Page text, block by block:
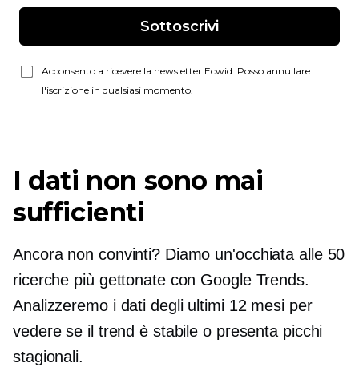
Sottoscrivi
Acconsento a ricevere la newsletter Ecwid. Posso annullare
l'iscrizione in qualsiasi momento.
I dati non sono mai
sufficienti
Ancora non convinti? Diamo un'occhiata alle 50
ricerche più gettonate con Google Trends.
Analizzeremo i dati degli ultimi 12 mesi per
vedere se il trend è stabile o presenta picchi
stagionali.